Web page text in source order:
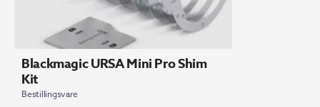
Blackmagic URSA Mini Pro Shim
Kit
Bestillingsvare